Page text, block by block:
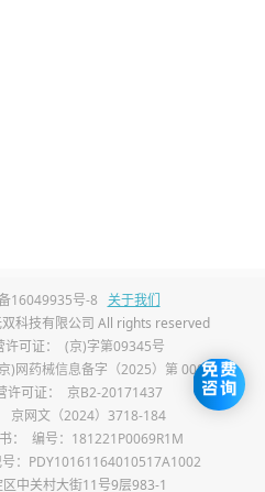
内关能宽胸理气、宁
畅、气滞心胸所致的
调和气血，减轻焦虑情
烦、胸闷等伴随症状，
16049935号-8 关于我们
科技有限公司 All rights reserved
可证：
(京)字第09345号
)网药械信息备字（2025）第 00017 号
可证：
京B2-20171437
京网文（2024）3718-184
：
编号：181221P0069R1M
：PDY10161164010517A1002
中关村大街11号9层983-1